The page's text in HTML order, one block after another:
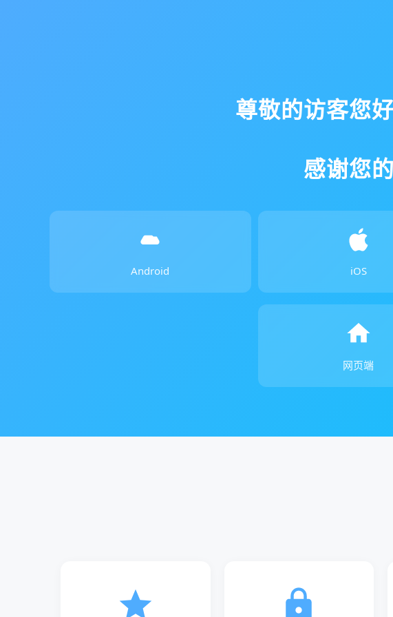
尊敬的访客您
感谢您
Android iOS
网页端